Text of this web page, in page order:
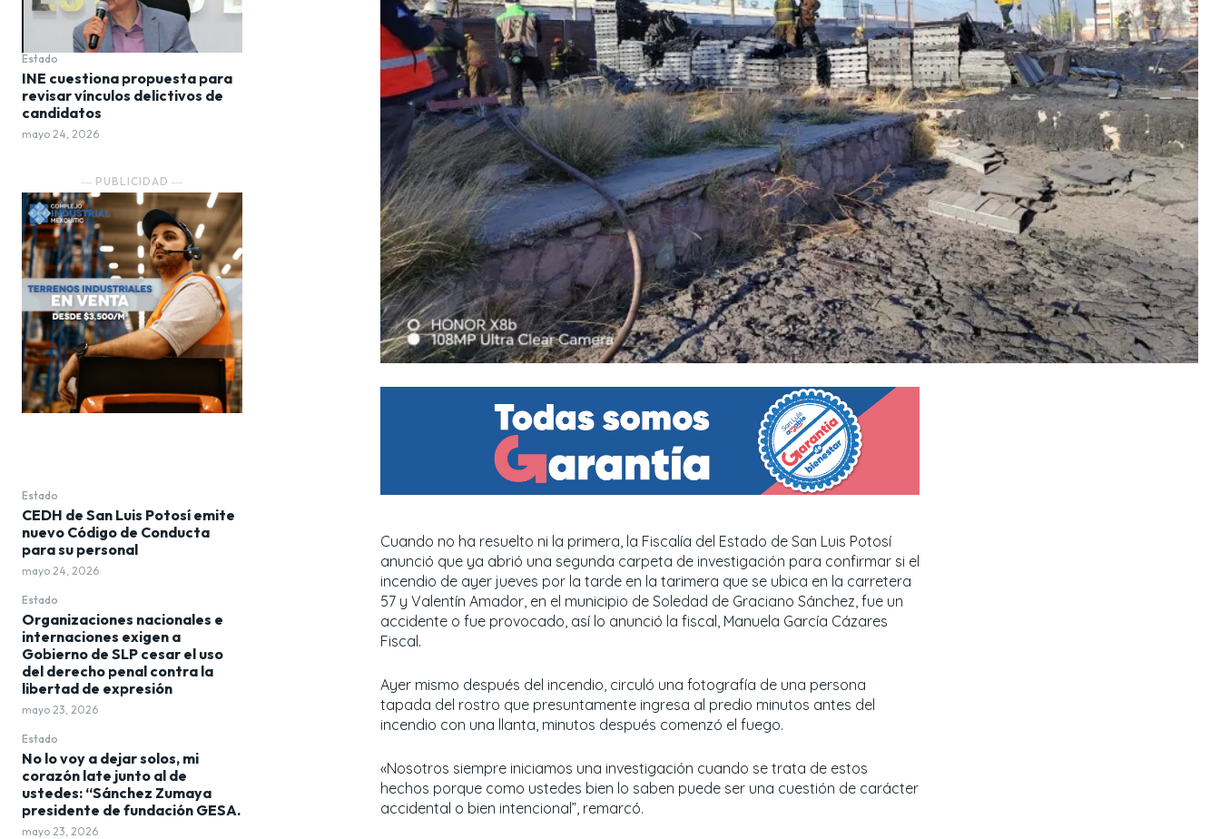
Estado
INE cuestiona propuesta para
revisar vínculos delictivos de
candidatos
mayo 24, 2026
― PUBLICIDAD ―
Estado
CEDH de San Luis Potosí emite
nuevo Código de Conducta
para su personal
mayo 24, 2026
Estado
Organizaciones nacionales e
internaciones exigen a
Gobierno de SLP cesar el uso
del derecho penal contra la
libertad de expresión
mayo 23, 2026
Estado
No lo voy a dejar solos, mi
corazón late junto al de
ustedes: “Sánchez Zumaya
presidente de fundación GESA.
mayo 23, 2026
Cuando no ha resuelto ni la primera, la Fiscalía del Estado de San Luis Potosí
anunció que ya abrió una segunda carpeta de investigación para confirmar si el
incendio de ayer jueves por la tarde en la tarimera que se ubica en la carretera
57 y Valentín Amador, en el municipio de Soledad de Graciano Sánchez, fue un
accidente o fue provocado, así lo anunció la fiscal, Manuela García Cázares
Fiscal.
Ayer mismo después del incendio, circuló una fotografía de una persona
tapada del rostro que presuntamente ingresa al predio minutos antes del
incendio con una llanta, minutos después comenzó el fuego.
«Nosotros siempre iniciamos una investigación cuando se trata de estos
hechos porque como ustedes bien lo saben puede ser una cuestión de carácter
accidental o bien intencional”, remarcó.